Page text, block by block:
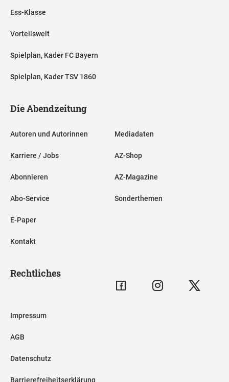
Ess-Klasse
Vorteilswelt
Spielplan, Kader FC Bayern
Spielplan, Kader TSV 1860
Die Abendzeitung
Autoren und Autorinnen
Karriere / Jobs
Abonnieren
Abo-Service
E-Paper
Kontakt
Mediadaten
AZ-Shop
AZ-Magazine
Sonderthemen
Rechtliches
Impressum
AGB
Datenschutz
Barrierefreiheitserklärung